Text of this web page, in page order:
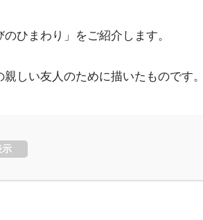
ひまわり」をご紹介します。
しい友人のために描いたものです。
示